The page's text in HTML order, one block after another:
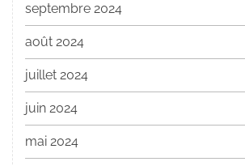
septembre 2024
août 2024
juillet 2024
juin 2024
mai 2024